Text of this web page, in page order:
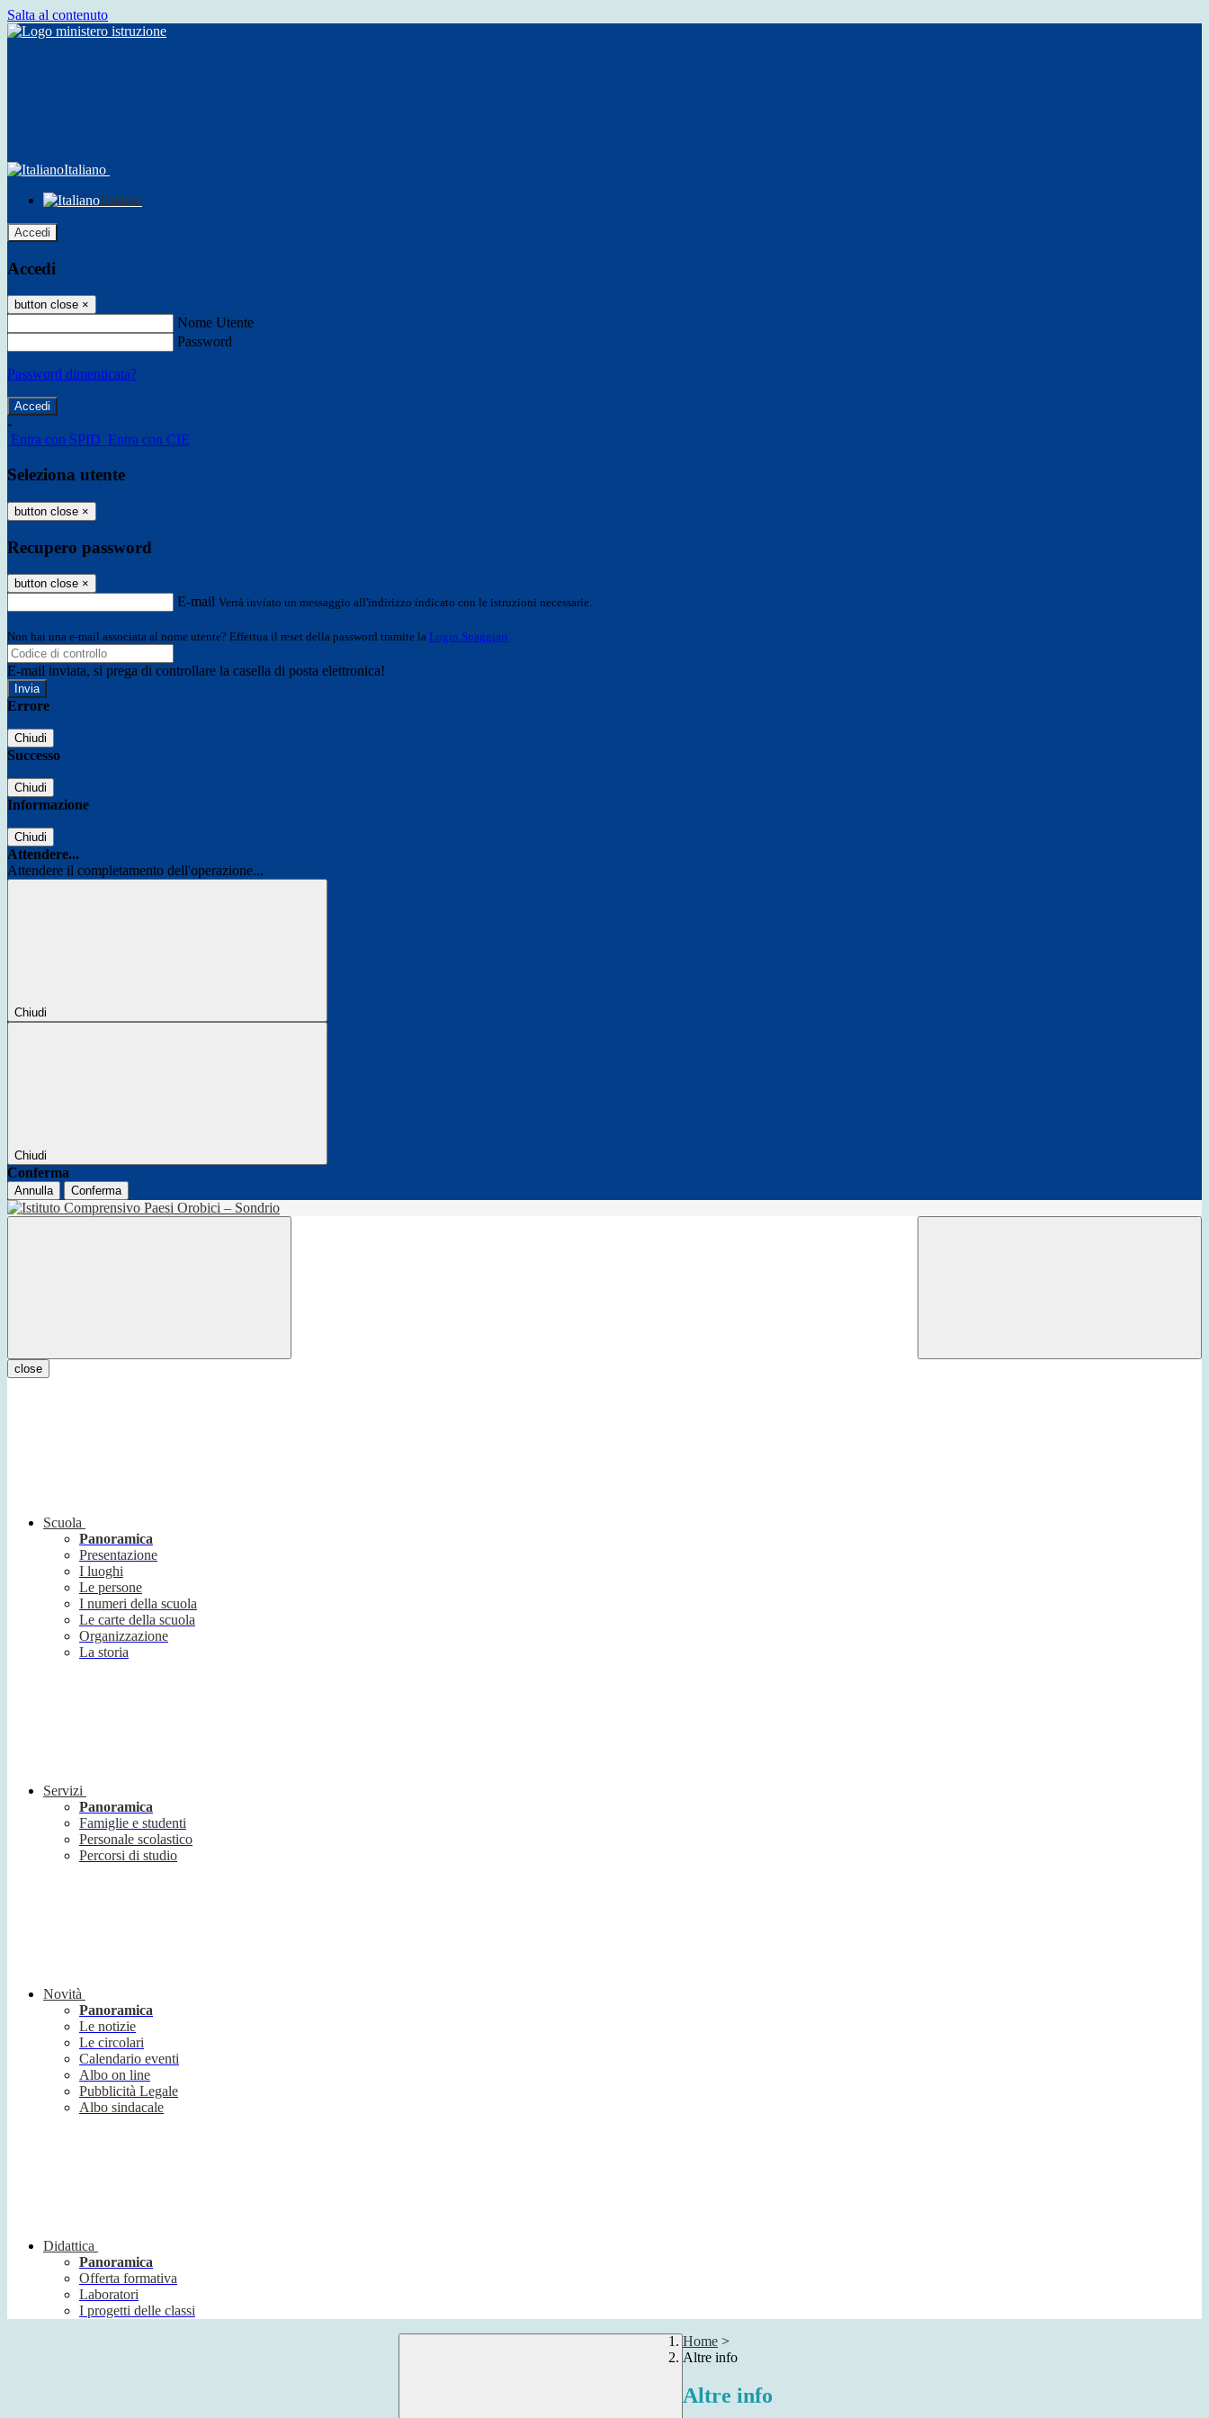
Salta al contenuto
Italiano
Italiano
Accedi
Accedi
button close ×
Nome Utente
Password
Password dimenticata?
-
Entra con SPID Entra con CIE
Seleziona utente
button close ×
Recupero password
button close ×
E-mail Verrà inviato un messaggio all'indirizzo indicato con le istruzioni necessarie.
Non hai una e-mail associata al nome utente? Effettua il reset della password tramite la Login Spaggiari
E-mail inviata, si prega di controllare la casella di posta elettronica!
Errore
Chiudi
Successo
Chiudi
Informazione
Chiudi
Attendere...
Attendere il completamento dell'operazione...
Chiudi
Chiudi
Conferma
Annulla Conferma
close
Scuola
Panoramica
Presentazione
I luoghi
Le persone
I numeri della scuola
Le carte della scuola
Organizzazione
La storia
Servizi
Panoramica
Famiglie e studenti
Personale scolastico
Percorsi di studio
Novità
Panoramica
Le notizie
Le circolari
Calendario eventi
Albo on line
Pubblicità Legale
Albo sindacale
Didattica
Panoramica
Offerta formativa
Laboratori
I progetti delle classi
Home >
Altre info
Altre info